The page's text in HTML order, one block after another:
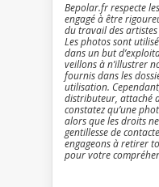
Bepolar.fr respecte
engagé à être
du travail des
Les photos sont
dans un but
veillons à n’illustrer
fournis dans les
utilisation.
distributeur, attaché
constatez qu’une
alors que les droits
gentillesse de
engageons à retirer
pour votre